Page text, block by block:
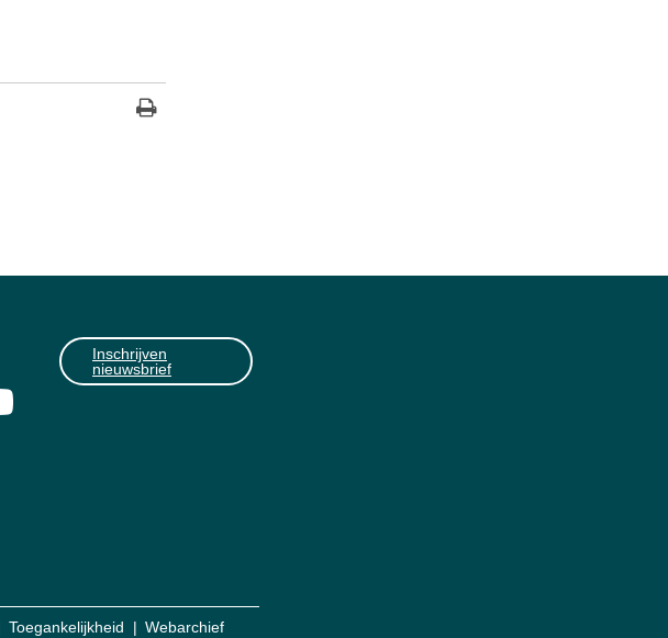
Inschrijven
nieuwsbrief
Toegankelijkheid Webarchief